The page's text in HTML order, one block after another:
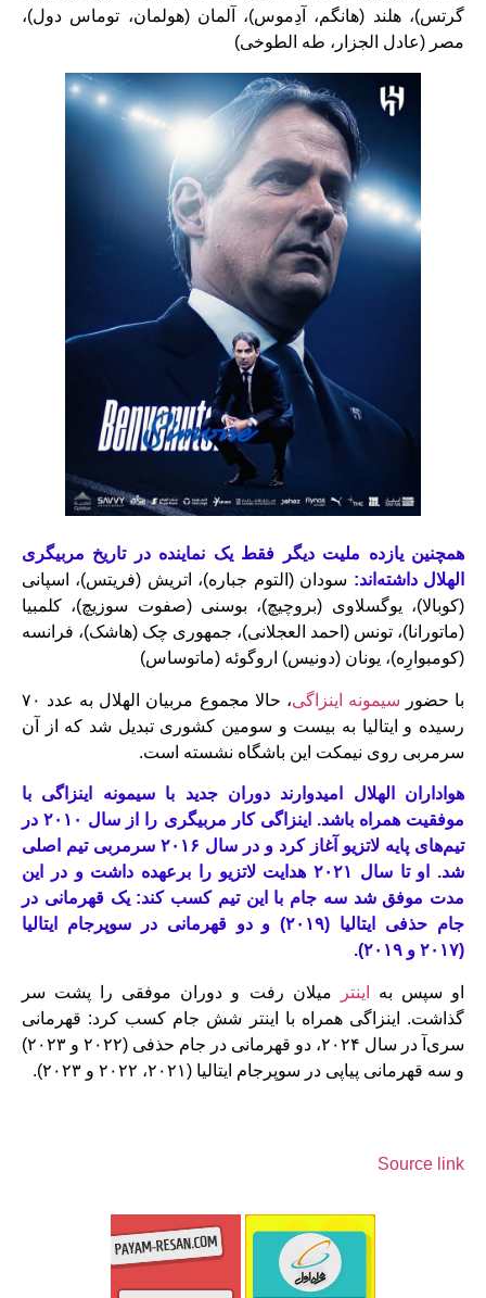
گرتس)، هلند (هانگم، آدِموس)، آلمان (هولمان، توماس دول)،
مصر (عادل الجزار، طه الطوخی)
همچنین یازده ملیت دیگر فقط یک نماینده در تاریخ مربیگری
الهلال داشته‌اند: سودان (التوم جباره)، اتریش (فریتس)، اسپانی
(کوبالا)، یوگسلاوی (بروچیچ)، بوسنی (صفوت سوزیچ)، کلمبیا
(ماتورانا)، تونس (احمد العجلانی)، جمهوری چک (هاشک)، فرانسه
(کومبوارِه)، یونان (دونیس) اروگوئه (ماتوساس)
با حضور سیمونه اینزاگی
، حالا مجموع مربیان الهلال به عدد ۷۰
رسیده و ایتالیا به بیست و سومین کشوری تبدیل شد که از آن
سرمربی روی نیمکت این باشگاه نشسته است.
هواداران الهلال امیدوارند دوران جدید با سیمونه اینزاگی با
موفقیت همراه باشد. اینزاگی کار مربیگری را از سال ۲۰۱۰ در
تیم‌های پایه لاتزیو آغاز کرد و در سال ۲۰۱۶ سرمربی تیم اصلی
شد. او تا سال ۲۰۲۱ هدایت لاتزیو را برعهده داشت و در این
مدت موفق شد سه جام با این تیم کسب کند: یک قهرمانی در
جام حذفی ایتالیا (۲۰۱۹) و دو قهرمانی در سوپرجام ایتالیا
(۲۰۱۷ و ۲۰۱۹).
او سپس به اینتر
میلان رفت و دوران موفقی را پشت سر
گذاشت. اینزاگی همراه با اینتر شش جام کسب کرد: قهرمانی
سری‌آ در سال ۲۰۲۴، دو قهرمانی در جام حذفی (۲۰۲۲ و ۲۰۲۳)
و سه قهرمانی پیاپی در سوپرجام ایتالیا (۲۰۲۱، ۲۰۲۲ و ۲۰۲۳).
Source link